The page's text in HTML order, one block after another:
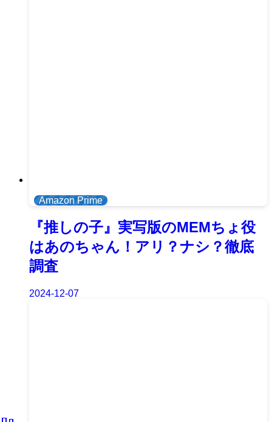
Amazon Prime
『推しの子』実写版のMEMちょ役
はあのちゃん！アリ？ナシ？徹底
調査
2024-12-07